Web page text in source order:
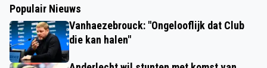
Populair Nieuws
Vanhaezebrouck: "Ongelooflijk dat Club
die kan halen"